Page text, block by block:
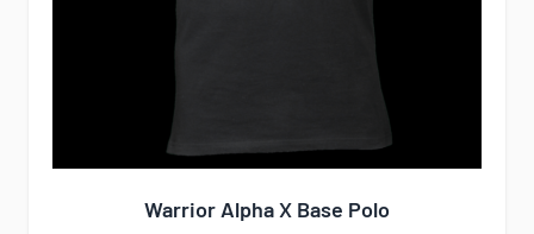
Warrior Alpha X Base Polo